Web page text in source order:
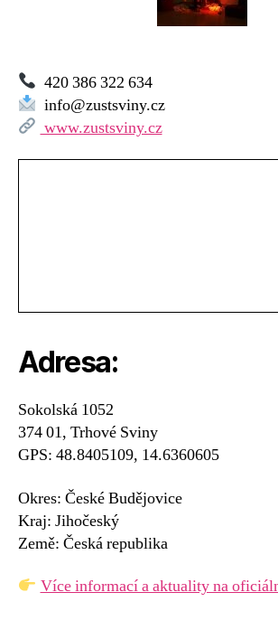
420 386 322 634
info@zustsviny.cz
www.zustsviny.cz
Adresa:
Sokolská 1052
374 01, Trhové Sviny
GPS: 48.8405109, 14.6360605
Okres: České Budějovice
Kraj: Jihočeský
Země: Česká republika
Více informací a aktuality na